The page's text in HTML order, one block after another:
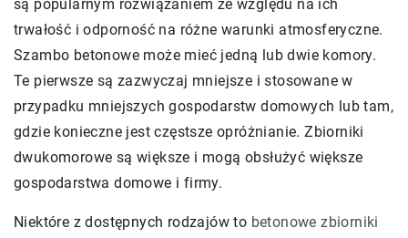
są popularnym rozwiązaniem ze względu na ich
trwałość i odporność na różne warunki atmosferyczne.
Szambo betonowe może mieć jedną lub dwie komory.
Te pierwsze są zazwyczaj mniejsze i stosowane w
przypadku mniejszych gospodarstw domowych lub tam,
gdzie konieczne jest częstsze opróżnianie. Zbiorniki
dwukomorowe są większe i mogą obsłużyć większe
gospodarstwa domowe i firmy.
Niektóre z dostępnych rodzajów to betonowe zbiorniki